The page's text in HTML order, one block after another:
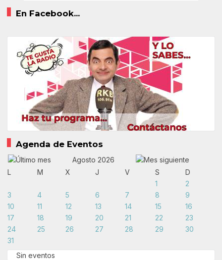
En Facebook...
Agenda de Eventos
Agosto 2026
L
M X J V S
D
1
2
3
4 5 6 7 8
9
10
11 12 13 14 15
16
17
18 19 20 21 22
23
24
25 26 27 28 29
30
31
Sin eventos